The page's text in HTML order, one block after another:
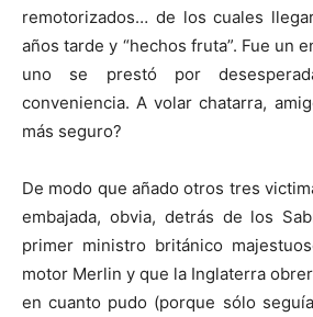
remotorizados… de los cuales
años tarde y “hechos fruta”. Fue un
uno se prestó por
conveniencia. A volar chatarra,
más seguro?
De modo que añado otros tres
embajada, obvia, detrás de los
primer ministro británico
motor Merlin y que la Inglaterra
en cuanto pudo (porque sólo